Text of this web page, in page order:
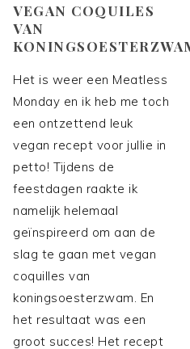
VEGAN COQUILES
VAN
Het is weer een Meatless
Monday en ik heb me toch
een ontzettend leuk
vegan recept voor jullie in
petto! Tijdens de
feestdagen raakte ik
namelijk helemaal
geïnspireerd om aan de
slag te gaan met vegan
coquilles van
koningsoesterzwam. En
het resultaat was een
groot succes! Het recept